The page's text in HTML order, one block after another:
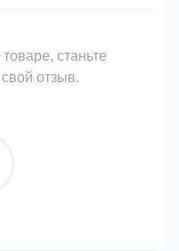
станьте
отзыв.